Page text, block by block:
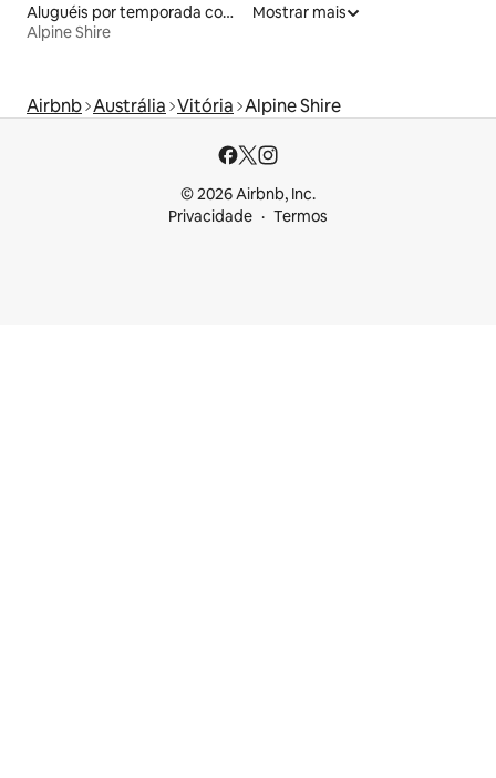
Aluguéis por temporada com sauna
Alpine Shire
Mostrar mais
Airbnb Austrália Vitória Alpine Shire
© 2026 Airbnb, Inc.
Privacidade
Termos